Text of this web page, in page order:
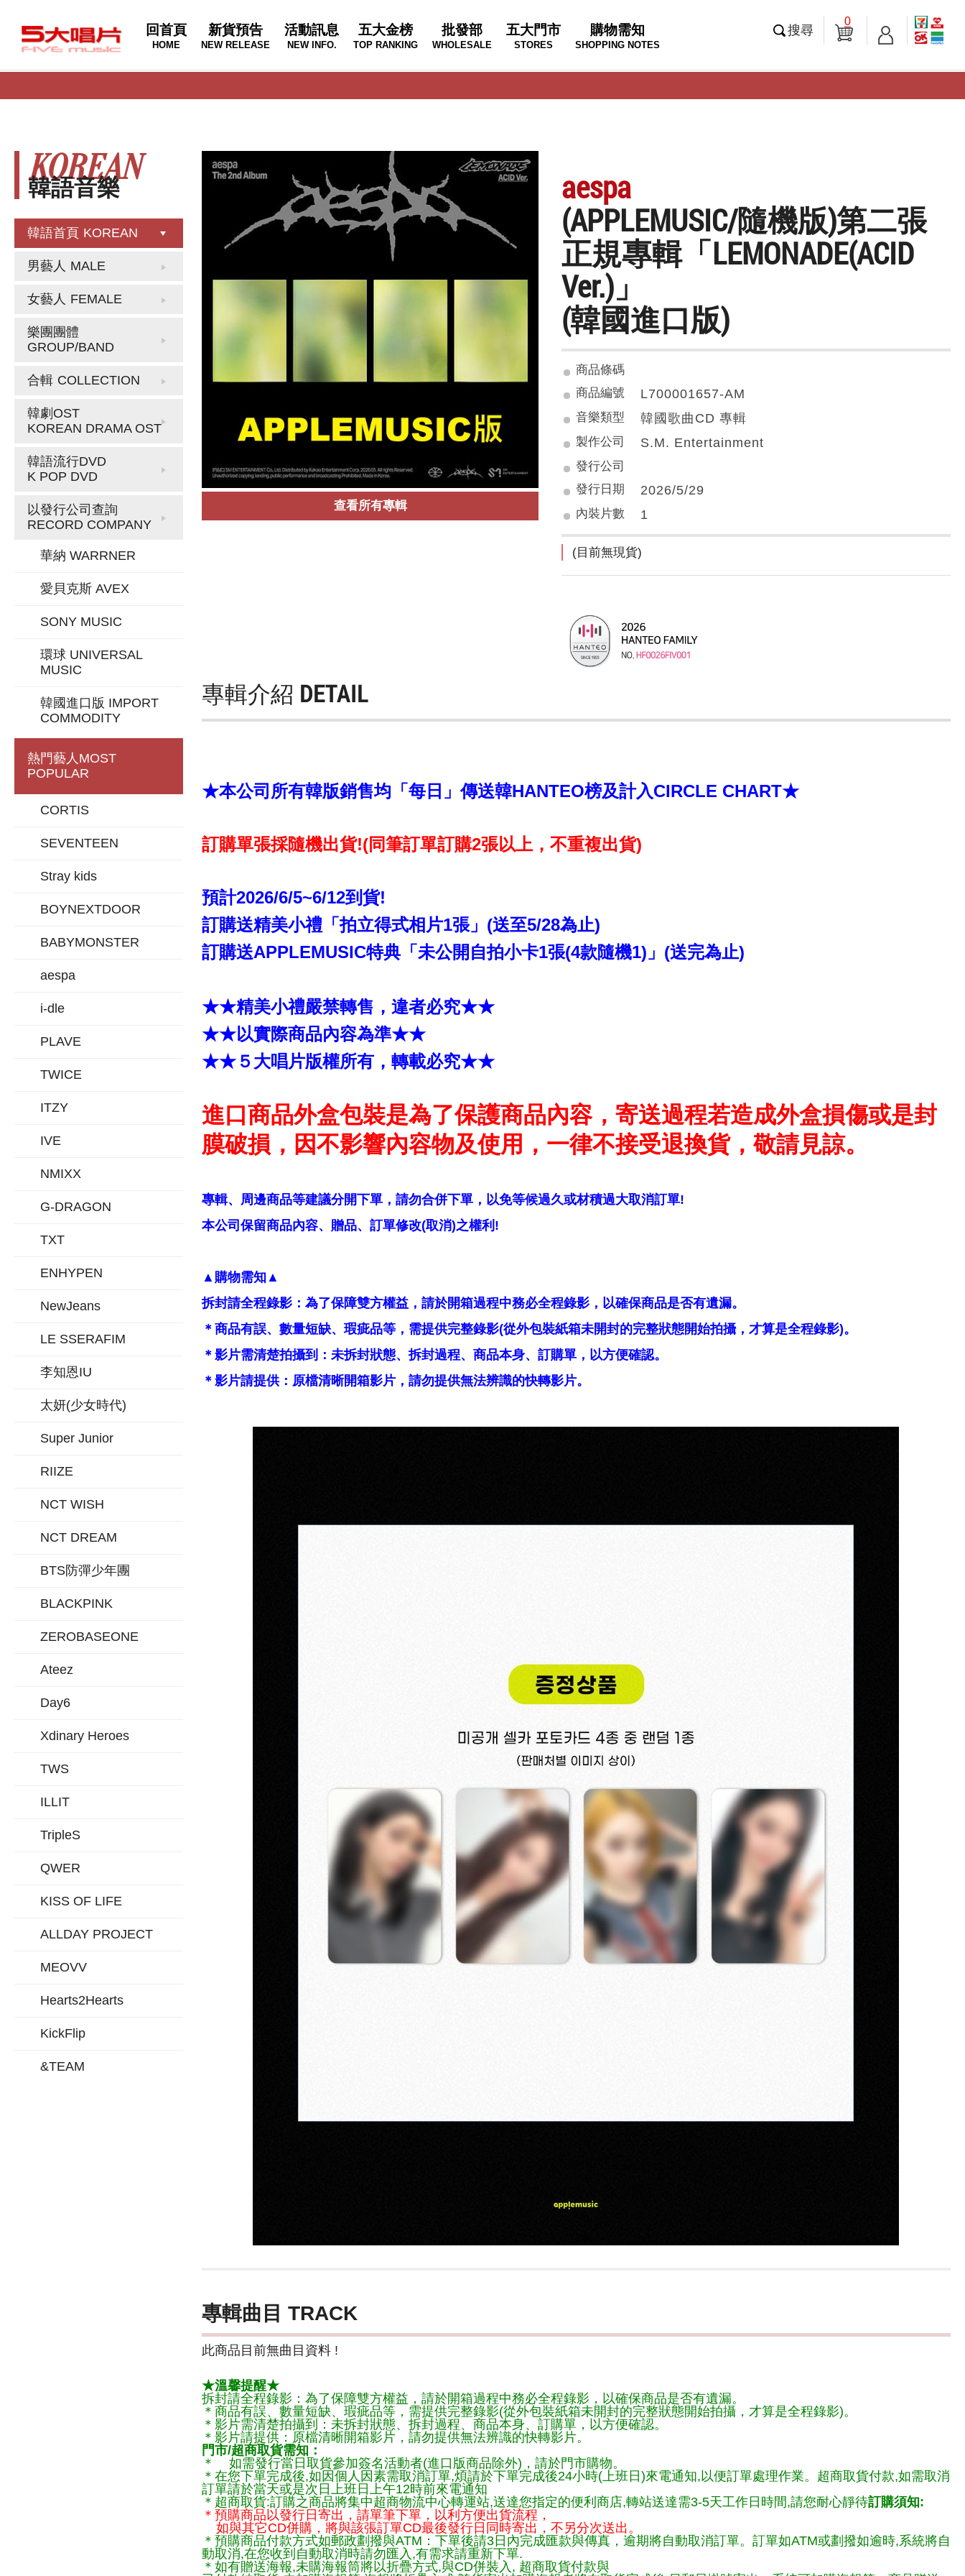
回首頁
HOME
新貨預告
NEW RELEASE
活動訊息
NEW INFO.
五大金榜
TOP RANKING
批發部
WHOLESALE
五大門市
STORES
購物需知
SHOPPING NOTES
搜尋
0
韓語音樂
KOREAN
韓語首頁 KOREAN
男藝人 MALE
女藝人 FEMALE
樂團團體
GROUP/BAND
合輯 COLLECTION
韓劇OST
KOREAN DRAMA OST
韓語流行DVD
K POP DVD
以發行公司查詢
RECORD COMPANY
華納 WARRNER
愛貝克斯 AVEX
SONY MUSIC
環球 UNIVERSAL
MUSIC
韓國進口版 IMPORT
COMMODITY
熱門藝人 MOST
POPULAR
CORTIS
SEVENTEEN
Stray kids
BOYNEXTDOOR
BABYMONSTER
aespa
i-dle
PLAVE
TWICE
ITZY
IVE
NMIXX
G-DRAGON
TXT
ENHYPEN
NewJeans
LE SSERAFIM
李知恩IU
太妍(少女時代)
Super Junior
RIIZE
NCT WISH
NCT DREAM
BTS防彈少年團
BLACKPINK
ZEROBASEONE
Ateez
Day6
Xdinary Heroes
TWS
ILLIT
TripleS
QWER
KISS OF LIFE
ALLDAY PROJECT
MEOVV
Hearts2Hearts
KickFlip
&TEAM
查看所有專輯
aespa
(APPLEMUSIC/隨機版)第二張
正規專輯「LEMONADE(ACID
Ver.)」
(韓國進口版)
商品條碼
商品編號
L700001657-AM
音樂類型 韓國歌曲CD 專輯
製作公司 S.M. Entertainment
發行公司
發行日期
2026/5/29
內裝片數 1
(目前無現貨)
專輯介紹 DETAIL
★本公司所有韓版銷售均「每日」傳送韓HANTEO榜及計入CIRCLE CHART★
訂購單張採隨機出貨!(同筆訂單訂購2張以上，不重複出貨)
預計2026/6/5~6/12到貨!
訂購送精美小禮「拍立得式相片1張」(送至5/28為止)
訂購送APPLEMUSIC特典「未公開自拍小卡1張(4款隨機1)」(送完為止)
★★精美小禮嚴禁轉售，違者必究★★
★★以實際商品內容為準★★
★★５大唱片版權所有，轉載必究★★
進口商品外盒包裝是為了保護商品內容，寄送過程若造成外盒損傷或是封
膜破損，因不影響內容物及使用，一律不接受退換貨，敬請見諒。
專輯、周邊商品等建議分開下單，請勿合併下單，以免等候過久或材積過大取消訂單!
本公司保留商品內容、贈品、訂單修改(取消)之權利!
▲購物需知▲
拆封請全程錄影：為了保障雙方權益，請於開箱過程中務必全程錄影，以確保商品是否有遺漏。
＊商品有誤、數量短缺、瑕疵品等，需提供完整錄影(從外包裝紙箱未開封的完整狀態開始拍攝，才算是全程錄影)。
＊影片需清楚拍攝到：未拆封狀態、拆封過程、商品本身、訂購單，以方便確認。
＊影片請提供：原檔清晰開箱影片，請勿提供無法辨識的快轉影片。
專輯曲目 TRACK
此商品目前無曲目資料 !
★溫馨提醒★
拆封請全程錄影：為了保障雙方權益，請於開箱過程中務必全程錄影，以確保商品是否有遺漏。
＊商品有誤、數量短缺、瑕疵品等，需提供完整錄影(從外包裝紙箱未開封的完整狀態開始拍攝，才算是全程錄影)。
＊影片需清楚拍攝到：未拆封狀態、拆封過程、商品本身、訂購單，以方便確認。
＊影片請提供：原檔清晰開箱影片，請勿提供無法辨識的快轉影片。
門市/超商取貨需知：
＊ 如需發行當日取貨參加簽名活動者(進口版商品除外)，請於門市購物。
＊在您下單完成後,如因個人因素需取消訂單,煩請於下單完成後24小時(上班日)來電通知,以便訂單處理作業。超商取貨付款,如需取消
訂單請於當天或是次日上班日上午12時前來電通知
＊超商取貨:訂購之商品將集中超商物流中心轉運站,送達您指定的便利商店,轉站送達需3-5天工作日時間,請您耐心靜待訂購須知:
＊預購商品以發行日寄出，請單筆下單，以利方便出貨流程，
如與其它CD併購，將與該張訂單CD最後發行日同時寄出，不另分次送出。
＊預購商品付款方式如郵政劃撥與ATM：下單後請3日內完成匯款與傳真，逾期將自動取消訂單。訂單如ATM或劃撥如逾時,系統將自
動取消,在您收到自動取消時請勿匯入,有需求請重新下單.
＊如有贈送海報,未購海報筒將以折疊方式,與CD併裝入, 超商取貨付款與